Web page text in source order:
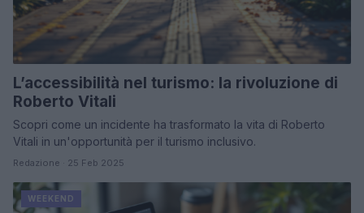
L’accessibilità nel turismo: la rivoluzione di
Roberto Vitali
Scopri come un incidente ha trasformato la vita di Roberto
Vitali in un'opportunità per il turismo inclusivo.
Redazione · 25 Feb 2025
WEEKEND